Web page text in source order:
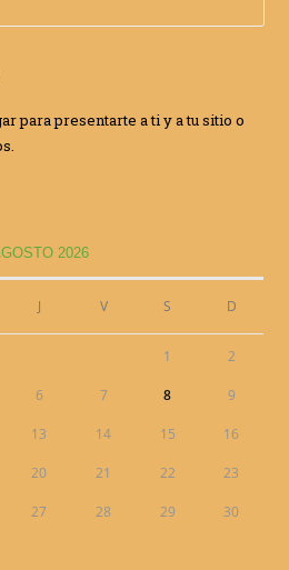
para presentarte a ti y a tu sitio o
2026
J V S D
1 2
6 7 8 9
13 14 15 16
20 21 22 23
27 28 29 30